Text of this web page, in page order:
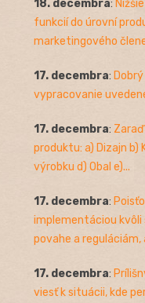
18. decembra:
funkcií do úrovní
marketingového
17. decembra:
vypracovanie
17. decembra:
produktu: a) Dizajn b)
výrobku d) Obal e)...
17. decembra:
implementáciou
povahe a reguláciám,
17. decembra:
viesť k situácii, kde